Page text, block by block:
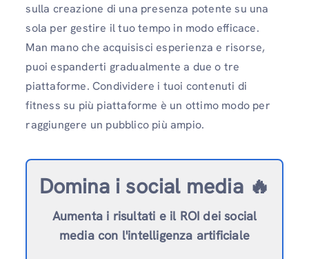
sulla creazione di una presenza potente su una
sola per gestire il tuo tempo in modo efficace.
Man mano che acquisisci esperienza e risorse,
puoi espanderti gradualmente a due o tre
piattaforme. Condividere i tuoi contenuti di
fitness su più piattaforme è un ottimo modo per
raggiungere un pubblico più ampio.
Domina i social media 🔥
Aumenta i risultati e il ROI dei social
media con l'intelligenza artificiale